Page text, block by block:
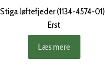
Stiga løftefjeder (1134-4574-01) |
Erst
Læs mere